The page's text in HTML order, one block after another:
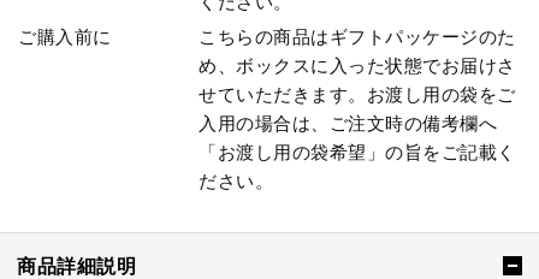
ご購入前に
こちらの商品はギフトパッケージのた
め、ボックスに入った状態でお届けさ
せていただきます。お渡し用の袋をご
入用の場合は、ご注文時の備考欄へ
「お渡し用の袋希望」の旨をご記載く
ださい。
商品詳細説明